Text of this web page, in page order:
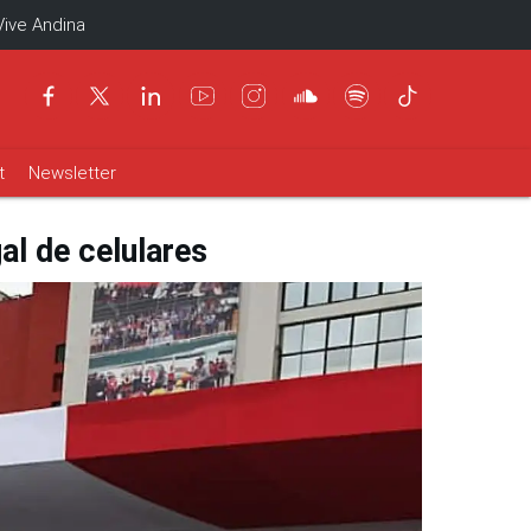
Andina
Newsletter
de celulares